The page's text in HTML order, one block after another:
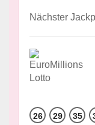
Nächster
26 29 35